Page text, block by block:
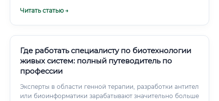
Читать статью →
Где работать специалисту по биотехнологии
живых систем: полный путеводитель по
профессии
Эксперты в области генной терапии, разработки антител
или биоинформатики зарабатывают значительно больше